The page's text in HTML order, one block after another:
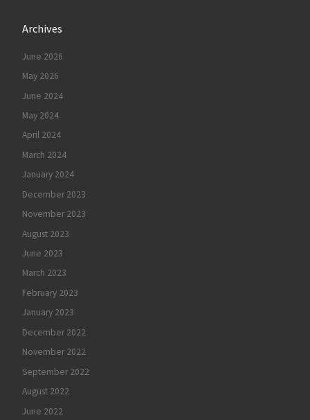
Archives
June 2026
May 2026
June 2024
May 2024
April 2024
March 2024
January 2024
December 2023
November 2023
August 2023
June 2023
March 2023
February 2023
January 2023
December 2022
November 2022
September 2022
August 2022
June 2022